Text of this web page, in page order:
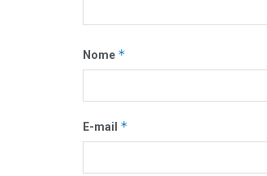
Nome *
E-mail *